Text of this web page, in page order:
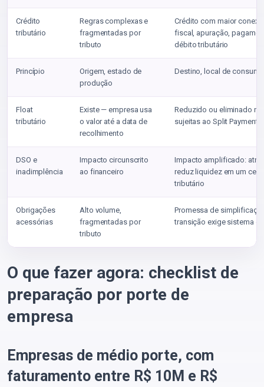
Crédito
tributário
Regras complexas e
fragmentadas por
tributo
Crédito com maior
fiscal, apuração,
débito tributário
Princípio
Origem, estado de
produção
Destino, local de consumo
Float
tributário
Existe — empresa usa
o valor até a data de
recolhimento
Reduzido ou eliminado
sujeitas ao Split Payment
DSO e
inadimplência
Impacto circunscrito
ao financeiro
Impacto amplificado:
reduz liquidez em um
tributário
Obrigações
acessórias
Alto volume,
fragmentadas por
tributo
Promessa de
transição exige sistema
O que fazer agora: checklist de
preparação por porte de
empresa
Empresas de médio porte, com
faturamento entre R$ 10M e R$